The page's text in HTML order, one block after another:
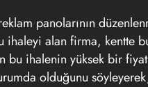
panolarının
ihaleyi alan firma, kentte
bu ihalenin yüksek bir
olduğunu